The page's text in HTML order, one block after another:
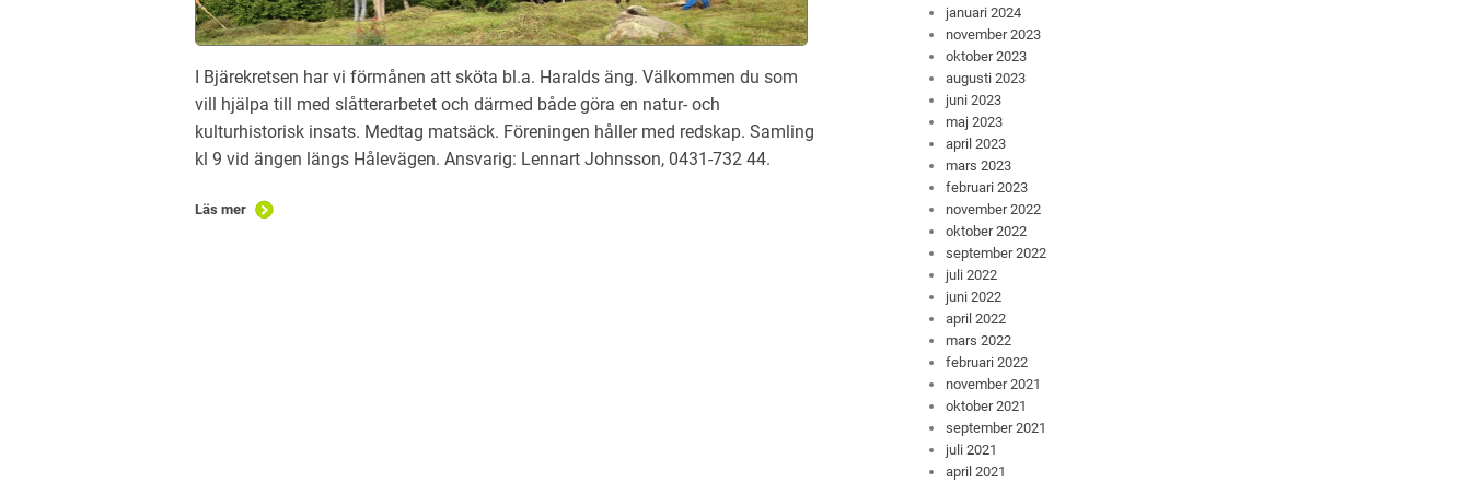
I Bjärekretsen har vi förmånen att sköta bl.a. Haralds äng. Välkommen du som
vill hjälpa till med slåtterarbetet och därmed både göra en natur- och
kulturhistorisk insats. Medtag matsäck. Föreningen håller med redskap. Samling
kl 9 vid ängen längs Hålevägen. Ansvarig: Lennart Johnsson, 0431-732 44.
Läs mer
januari 2024
november 2023
oktober 2023
augusti 2023
juni 2023
maj 2023
april 2023
mars 2023
februari 2023
november 2022
oktober 2022
september 2022
juli 2022
juni 2022
april 2022
mars 2022
februari 2022
november 2021
oktober 2021
september 2021
juli 2021
april 2021